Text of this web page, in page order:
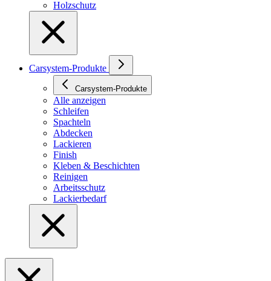
Holzschutz
Carsystem-Produkte
Carsystem-Produkte
Alle anzeigen
Schleifen
Spachteln
Abdecken
Lackieren
Finish
Kleben & Beschichten
Reinigen
Arbeitsschutz
Lackierbedarf